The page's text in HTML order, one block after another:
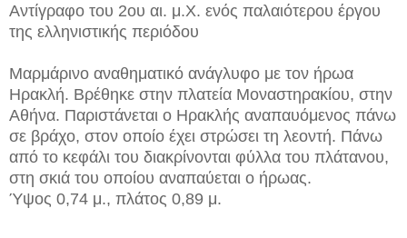
Αντίγραφο του 2ου αι. μ.Χ. ενός παλαιότερου έργου
της ελληνιστικής περιόδου
Μαρμάρινο αναθηματικό ανάγλυφο με τον ήρωα
Ηρακλή. Βρέθηκε στην πλατεία Μοναστηρακίου, στην
Αθήνα. Παριστάνεται ο Ηρακλής αναπαυόμενος πάνω
σε βράχο, στον οποίο έχει στρώσει τη λεοντή. Πάνω
από το κεφάλι του διακρίνονται φύλλα του πλάτανου,
στη σκιά του οποίου αναπαύεται ο ήρωας.
Ύψος 0,74 μ., πλάτος 0,89 μ.